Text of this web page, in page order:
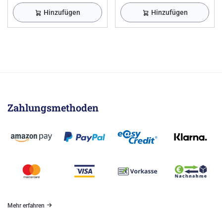
Hinzufügen Hinzufügen
Zahlungsmethoden
Mehr erfahren